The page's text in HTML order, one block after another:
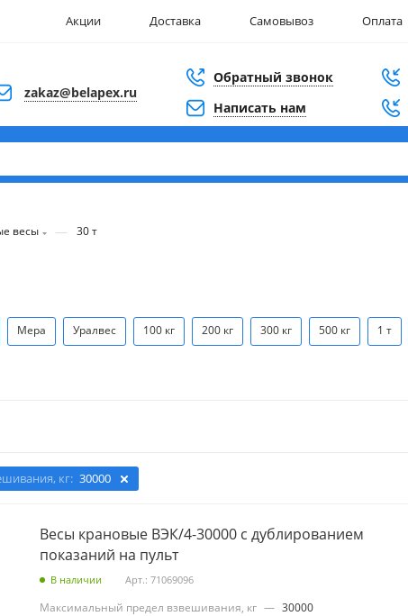
Акции Доставка Самовывоз Оплата
zakaz@belapex.ru
Обратный звонок
Написать нам
весы — 30 т
Мера Уралвес 100 кг 200 кг 300 кг 500 кг 1 т
кг: 30000
Весы крановые ВЭК/4-30000 с дублированием
показаний на пульт
В наличии Арт.: 71069096
Максимальный предел взвешивания, кг — 30000